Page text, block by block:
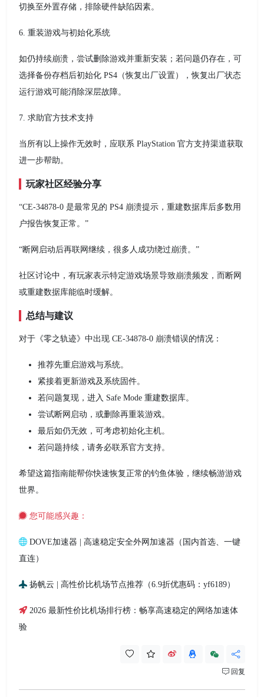
切换至外置存储，排除硬件缺陷因素。
6. 重装游戏与初始化系统
如仍持续崩溃，尝试删除游戏并重新安装；若问题仍存在，可
选择备份存档后初始化 PS4（恢复出厂设置），恢复出厂状态
运行游戏可能消除深层故障。
7. 求助官方技术支持
当所有以上操作无效时，应联系 PlayStation 官方支持渠道获取
进一步帮助。
玩家社区经验分享
“CE-34878-0 是最常见的 PS4 崩溃提示，重建数据库后多数用
户报告恢复正常。”
“断网启动后再联网继续，很多人成功绕过崩溃。”
社区讨论中，有玩家表示特定游戏场景导致崩溃频发，而断网
或重建数据库能临时缓解。
总结与建议
对于《零之轨迹》中出现 CE-34878-0 崩溃错误的情况：
推荐先重启游戏与系统。
紧接着更新游戏及系统固件。
若问题复现，进入 Safe Mode 重建数据库。
尝试断网启动，或删除再重装游戏。
最后如仍无效，可考虑初始化主机。
若问题持续，请务必联系官方支持。
希望这篇指南能帮你快速恢复正常的钓鱼体验，继续畅游游戏
世界。
您可能感兴趣：
DOVE加速器 | 高速稳定安全外网加速器（国内首选、一键
直连）
扬帆云 | 高性价比机场节点推荐（6.9折优惠码：yf6189）
2026 最新性价比机场排行榜：畅享高速稳定的网络加速体
验
回复